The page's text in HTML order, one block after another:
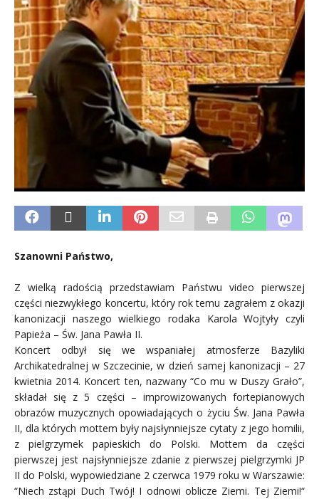
Szanowni Państwo,
Z wielką radością przedstawiam Państwu video pierwszej
części niezwykłego koncertu, który rok temu zagrałem z okazji
kanonizacji naszego wielkiego rodaka Karola Wojtyły czyli
Papieża – Św. Jana Pawła II.
Koncert odbył się we wspaniałej atmosferze Bazyliki
Archikatedralnej w Szczecinie, w dzień samej kanonizacji – 27
kwietnia 2014. Koncert ten, nazwany “Co mu w Duszy Grało”,
składał się z 5 części – improwizowanych fortepianowych
obrazów muzycznych opowiadających o życiu Św. Jana Pawła
II, dla których mottem były najsłynniejsze cytaty z jego homilii,
z pielgrzymek papieskich do Polski. Mottem da części
pierwszej jest najsłynniejsze zdanie z pierwszej pielgrzymki JP
II do Polski, wypowiedziane 2 czerwca 1979 roku w Warszawie:
“Niech zstąpi Duch Twój! I odnowi oblicze Ziemi. Tej Ziemi!“